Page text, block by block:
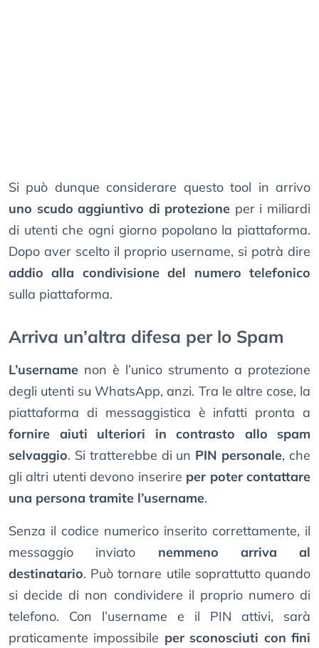
Si può dunque considerare questo tool in arrivo
uno scudo aggiuntivo di protezione per i miliardi
di utenti che ogni giorno popolano la piattaforma.
Dopo aver scelto il proprio username, si potrà dire
addio alla condivisione del numero telefonico
sulla piattaforma.
Arriva un’altra difesa per lo Spam
L’username non è l’unico strumento a protezione
degli utenti su WhatsApp, anzi. Tra le altre cose, la
piattaforma di messaggistica è infatti pronta a
fornire aiuti ulteriori in contrasto allo spam
selvaggio. Si tratterebbe di un PIN personale, che
gli altri utenti devono inserire per poter contattare
una persona tramite l’username.
Senza il codice numerico inserito correttamente, il
messaggio inviato nemmeno arriva al
destinatario. Può tornare utile soprattutto quando
si decide di non condividere il proprio numero di
telefono. Con l’username e il PIN attivi, sarà
praticamente impossibile per sconosciuti con fini